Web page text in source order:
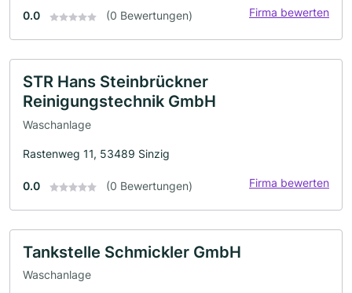
0.0 (0 Bewertungen) Firma bewerten
STR Hans Steinbrückner
Reinigungstechnik GmbH
Waschanlage
Rastenweg 11, 53489 Sinzig
0.0 (0 Bewertungen) Firma bewerten
Tankstelle Schmickler GmbH
Waschanlage